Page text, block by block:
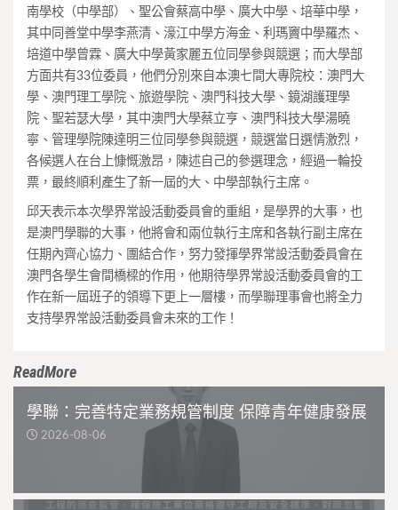
南學校（中學部）、聖公會蔡高中學、廣大中學、培華中學，
其中同善堂中學李燕清、濠江中學方海金、利瑪竇中學羅杰、
培道中學曾霖、廣大中學黃家麗五位同學參與競選；而大學部
方面共有33位委員，他們分別來自本澳七間大專院校：澳門大
學、澳門理工學院、旅遊學院、澳門科技大學、鏡湖護理學
院、聖若瑟大學，其中澳門大學蔡立亨、澳門科技大學湯曉
寧、管理學院陳達明三位同學參與競選，競選當日選情激烈，
各候選人在台上慷慨激昂，陳述自己的參選理念，經過一輪投
票，最終順利產生了新一屆的大、中學部執行主席。
邱天表示本次學界常設活動委員會的重組，是學界的大事，也
是澳門學聯的大事，他將會和兩位執行主席和各執行副主席在
任期內齊心協力、團結合作，努力發揮學界常設活動委員會在
澳門各學生會間橋樑的作用，他期待學界常設活動委員會的工
作在新一屆班子的領導下更上一層樓，而學聯理事會也將全力
支持學界常設活動委員會未來的工作！
ReadMore
學聯：完善特定業務規管制度 保障青年健康發展
2026-08-06